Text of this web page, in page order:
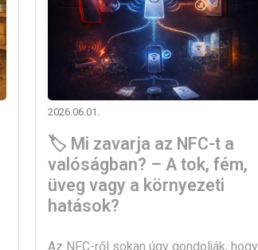
2026.06.01.
🏷️ Mi zavarja az NFC-t a
valóságban? – A tok, fém,
üveg vagy a környezeti
hatások?
Az NFC-ről sokan úgy gondolják, hogy